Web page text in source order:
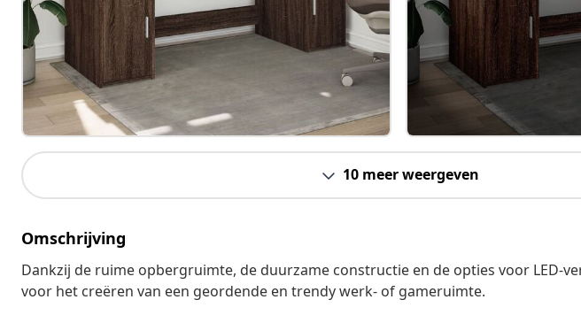
10 meer weergeven
Omschrijving
Dankzij de ruime opbergruimte, de duurzame constructie en de opties voor LED-
voor het creëren van een geordende en trendy werk- of gameruimte.